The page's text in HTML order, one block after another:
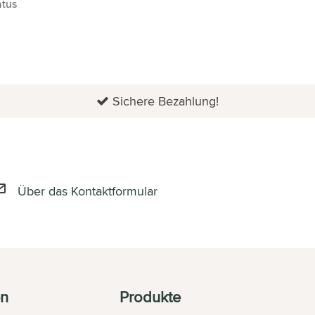
Sichere Bezahlung!
Über das Kontaktformular
Produkte